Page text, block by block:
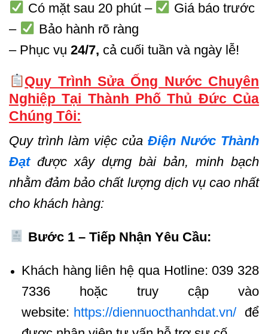
Có mặt sau 20 phút –
Giá báo trước
–
Bảo hành rõ ràng
– Phục vụ 24/7, cả cuối tuần và ngày lễ!
Quy Trình Sửa Ống Nước Chuyên
Nghiệp Tại Thành Phố Thủ Đức Của
Chúng Tôi:
Quy trình làm việc của Điện Nước Thành
Đạtđược xây dựng bài bản, minh bạch
nhằm đảm bảo chất lượng dịch vụ cao nhất
cho khách hàng:
Bước 1 – Tiếp Nhận Yêu Cầu:
Khách hàng liên hệ qua Hotline: 039 328
7336 hoặc truy cập vào
website: https://diennuocthanhdat.vn/để